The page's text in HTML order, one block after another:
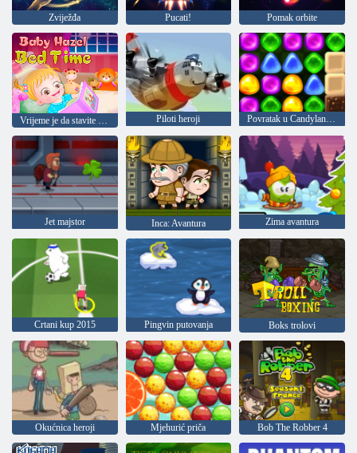
Zviježđa Pucati! Pomak orbite
Piloti heroji Povratak u Candyland 4: Vrt Lollipop
Jet majstor Inca: Avantura Zima avantura
Crtani kup 2015 Pingvin putovanja Boks trolovi
Okućnica heroji Mjehurić priča Bob The Robber 4